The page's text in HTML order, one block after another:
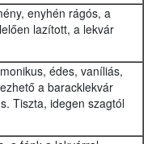
enyhén rágós, a
lazított, a lekvár
édes, vaníliás,
a baracklekvár
Tiszta, idegen szagtól